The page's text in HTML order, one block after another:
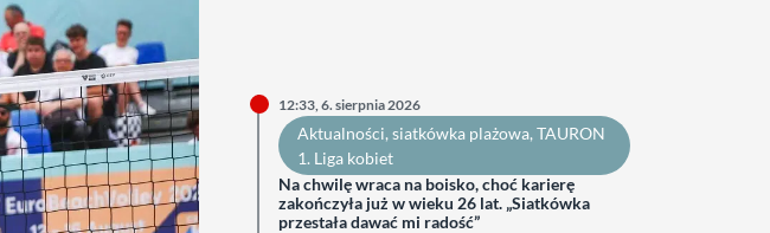
12:33, 6. sierpnia 2026
Aktualności, siatkówka plażowa, TAURON
1. Liga kobiet
Na chwilę wraca na boisko, choć karierę
zakończyła już w wieku 26 lat. „Siatkówka
przestała dawać mi radość”